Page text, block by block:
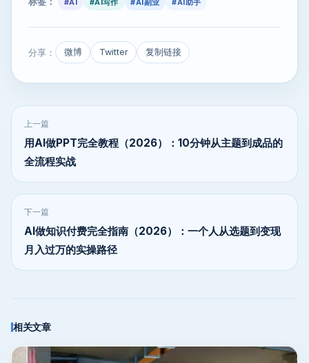
分享： 微博 Twitter 复制链接
上一篇
用AI做PPT完全教程（2026）：10分钟从主题到成品的
全流程实战
下一篇
AI做知识付费完全指南（2026）：一个人从选题到变现
月入过万的实操路径
相关文章